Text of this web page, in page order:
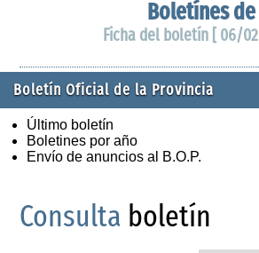
Boletínes
Ficha del boletín [ 06/
Boletín Oficial de la Provincia
Último boletín
Boletines por año
Envío de anuncios al B.O.P.
Consulta boletín